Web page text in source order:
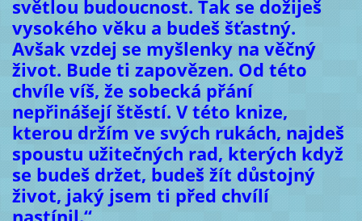
světlou budoucnost. Tak se dožiješ
vysokého věku a budeš šťastný.
Avšak vzdej se myšlenky na věčný
život. Bude ti zapovězen. Od této
chvíle víš, že sobecká přání
nepřinášejí štěstí. V této knize,
kterou držím ve svých rukách, najdeš
spoustu užitečných rad, kterých když
se budeš držet, budeš žít důstojný
život, jaký jsem ti před chvílí